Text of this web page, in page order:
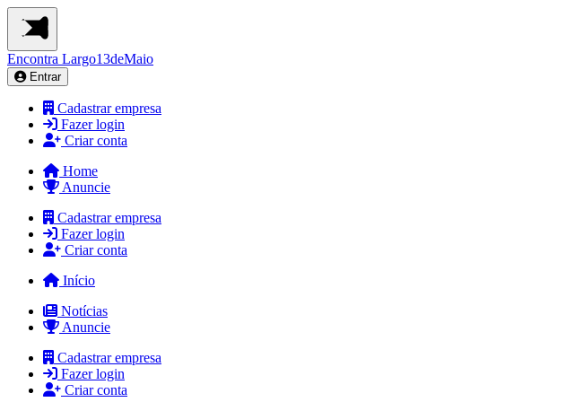
Encontra Largo13deMaio
Entrar
Cadastrar empresa
Fazer login
Criar conta
Home
Anuncie
Cadastrar empresa
Fazer login
Criar conta
Início
Notícias
Anuncie
Cadastrar empresa
Fazer login
Criar conta